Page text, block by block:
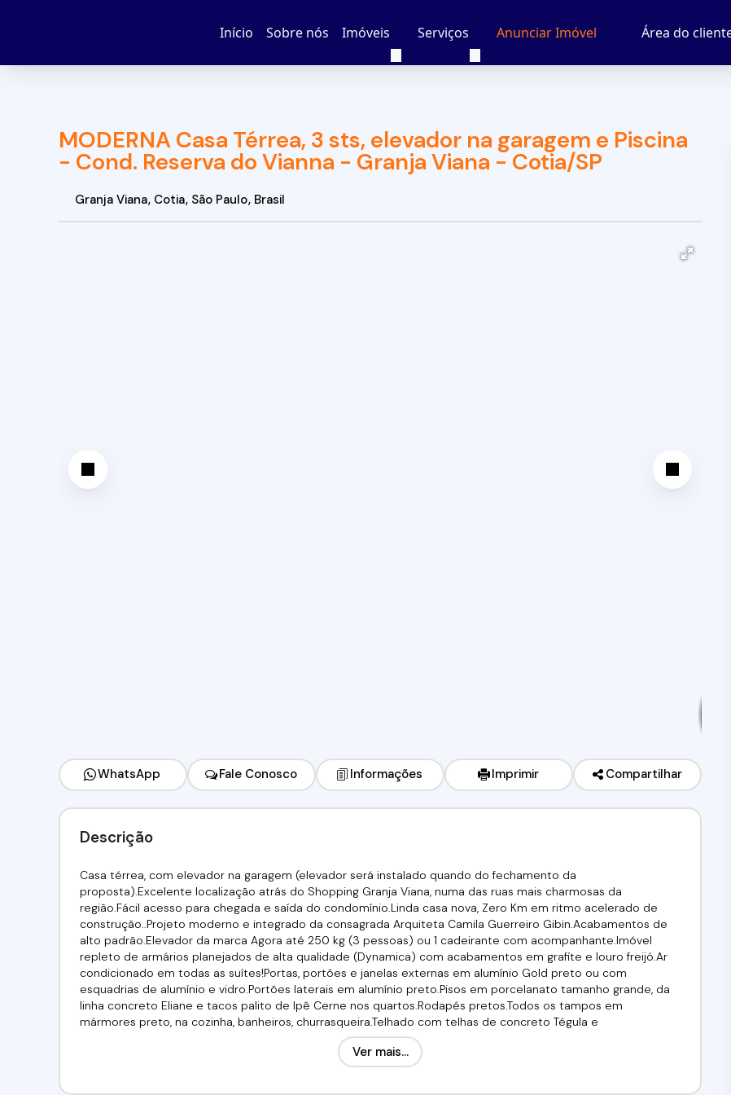
Área do
Anunciar Imóvel
Serviços
Imóveis
Sobre nós
Início
MODERNA Casa Térrea, 3 sts, elevador na garagem e Piscina
- Cond. Reserva do Vianna - Granja Viana - Cotia/SP
Granja Viana, Cotia, São Paulo, Brasil
WhatsApp Fale Conosco Informações Imprimir Compartilhar
Descrição
Casa térrea, com elevador na garagem (elevador será instalado quando do fechamento da
proposta).Excelente localização atrás do Shopping Granja Viana, numa das ruas mais charmosas da
região.Fácil acesso para chegada e saída do condomínio.Linda casa nova, Zero Km em ritmo acelerado de
construção..Projeto moderno e integrado da consagrada Arquiteta Camila Guerreiro Gibin.Acabamentos de
alto padrão.Elevador da marca Agora até 250 kg (3 pessoas) ou 1 cadeirante com acompanhante.Imóvel
repleto de armários planejados de alta qualidade (Dynamica) com acabamentos em grafite e louro freijó.Ar
condicionado em todas as suítes!Portas, portões e janelas externas em alumínio Gold preto ou com
esquadrias de alumínio e vidro.Portões laterais em alumínio preto.Pisos em porcelanato tamanho grande, da
linha concreto Eliane e tacos palito de Ipê Cerne nos quartos.Rodapés pretos.Todos os tampos em
mármores preto, na cozinha, banheiros, churrasqueira.Telhado com telhas de concreto Tégula e
madeiramento certificado.Pé direito de 2,90m com forro de drywall sob a laje na casa toda.2 entradas: social
pela garagem (por escada ou elevador) e de serviço / lazer.Hall de entrada social pela garagem por escada
de acesso interno, revestida em madeira.Lavabo.Living para 5 ambientes integrados, voltados para varanda
Ver mais...